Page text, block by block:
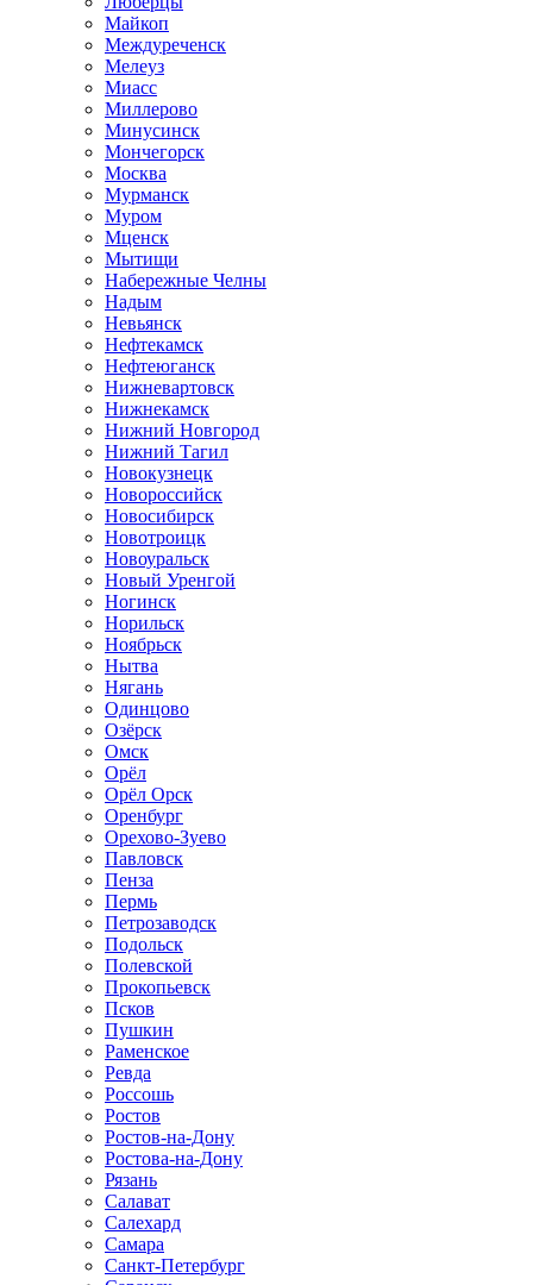
Майкоп
Междуреченск
Мелеуз
Миасс
Миллерово
Минусинск
Мончегорск
Москва
Мурманск
Муром
Мценск
Мытищи
Набережные Челны
Надым
Невьянск
Нефтекамск
Нефтеюганск
Нижневартовск
Нижнекамск
Нижний Новгород
Нижний Тагил
Новокузнецк
Новороссийск
Новосибирск
Новотроицк
Новоуральск
Новый Уренгой
Ногинск
Норильск
Ноябрьск
Нытва
Нягань
Одинцово
Озёрск
Омск
Орёл
Орёл Орск
Оренбург
Орехово-Зуево
Павловск
Пенза
Пермь
Петрозаводск
Подольск
Полевской
Прокопьевск
Псков
Пушкин
Раменское
Ревда
Россошь
Ростов
Ростов-на-Дону
Ростова-на-Дону
Рязань
Салават
Салехард
Самара
Санкт-Петербург